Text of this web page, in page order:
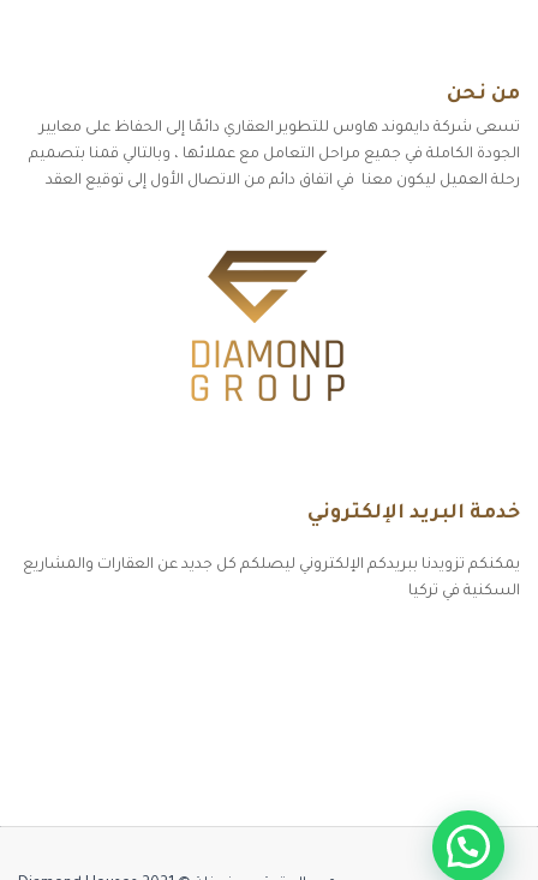
من نحن
تسعى شركة دايموند هاوس للتطوير العقاري دائمًا إلى الحفاظ على معايير
الجودة الكاملة في جميع مراحل التعامل مع عملائها ، وبالتالي قمنا بتصميم
رحلة العميل ليكون معنا في اتفاق دائم من الاتصال الأول إلى توقيع العقد
خدمة البريد الإلكتروني
يمكنكم تزويدنا ببريدكم الإلكتروني ليصلكم كل جديد عن العقارات والمشاريع
السكنية في تركيا